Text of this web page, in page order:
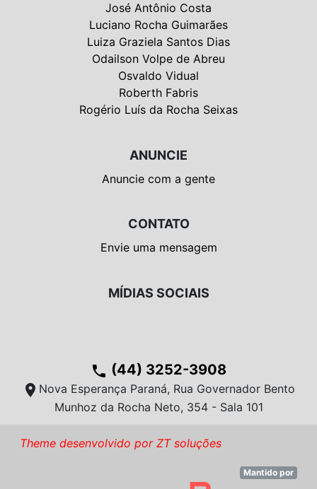
José Antônio Costa
Luciano Rocha Guimarães
Luiza Graziela Santos Dias
Odailson Volpe de Abreu
Osvaldo Vidual
Roberth Fabris
Rogério Luís da Rocha Seixas
ANUNCIE
Anuncie com a gente
CONTATO
Envie uma mensagem
MÍDIAS SOCIAIS
phone (44) 3252-3908
location_on Nova Esperança Paraná, Rua Governador Bento
Munhoz da Rocha Neto, 354 - Sala 101
Theme desenvolvido por ZT soluções
Mantido por